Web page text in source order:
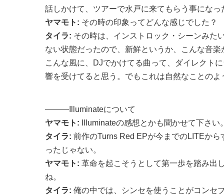
話しかけて、ツアーで水戸に来てもらう事になっ
ヤマモト: その時の印象ってどんな感じでした？
タイラ: その時は、インストロック・シーンみた
ない状態だったので、新鮮というか、こんな音
こんな風に、DJでかけてる曲って、ダイレクト
響を受けてると思う。でもこれは自然なことのよ
———Illuminateについて
ヤマモト: Illuminateの感想とかも聞かせて下さい
タイラ: 前作のTurns Red EPが今までのLITEから
ったじゃない。
ヤマモト: 革命を起こそうとして第一歩を踏み出
ね。
タイラ: 俺の中では、シンセを使うことがコンセ